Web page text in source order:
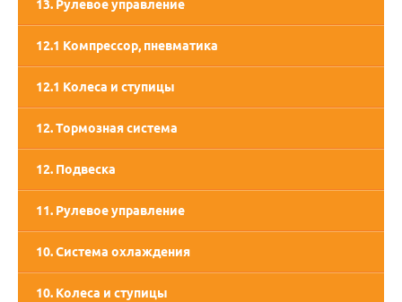
13. Рулевое управление
12.1 Компрессор, пневматика
12.1 Колеса и ступицы
12. Тормозная система
12. Подвеска
11. Рулевое управление
10. Система охлаждения
10. Колеса и ступицы